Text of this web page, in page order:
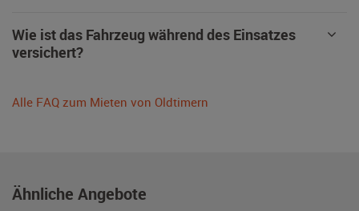
Wie ist das Fahrzeug während des Einsatzes
versichert?
Alle FAQ zum Mieten von Oldtimern
Ähnliche Angebote